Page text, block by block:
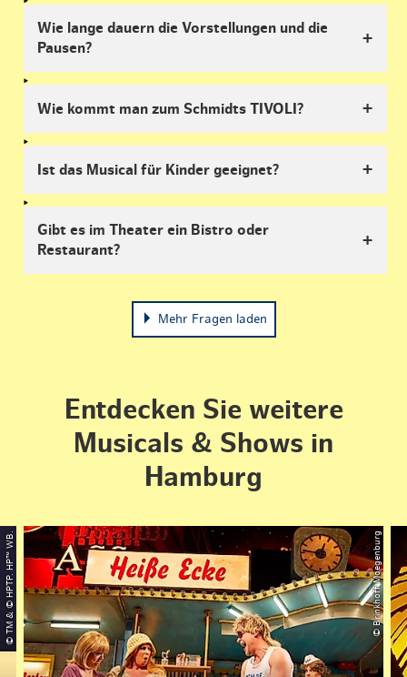
Wie lange dauern die Vorstellungen und die
Pausen?
Wie kommt man zum Schmidts TIVOLI?
Ist das Musical für Kinder geeignet?
Gibt es im Theater ein Bistro oder
Restaurant?
Mehr Fragen laden
Entdecken Sie weitere
Musicals & Shows in
Hamburg
© TM & © HPTP. HP™ WB. © Brinkhoff Moegenburg